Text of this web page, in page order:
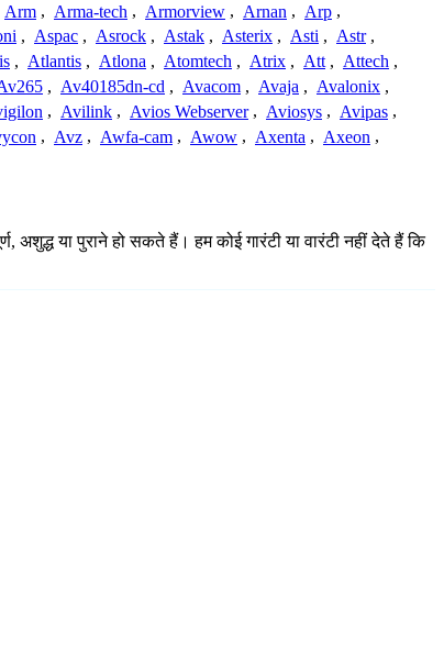
Arm , Arma-tech , Armorview , Arnan , Arp ,
, Aspac , Asrock , Astak , Asterix , Asti , Astr ,
, Atlantis , Atlona , Atomtech , Atrix , Att , Attech ,
, Av40185dn-cd , Avacom , Avaja , Avalonix ,
, Avilink , Avios Webserver , Aviosys , Avipas ,
, Avz , Awfa-cam , Awow , Axenta , Axeon ,
या पुराने हो सकते हैं। हम कोई गारंटी या वारंटी नहीं देते हैं कि